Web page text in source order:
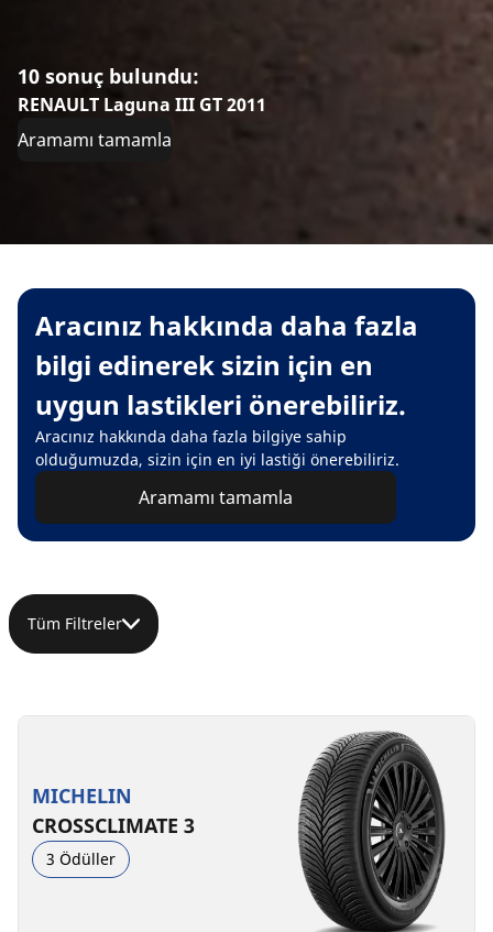
10 sonuç bulundu:
RENAULT Laguna III GT 2011
Aramamı tamamla
Aracınız hakkında daha fazla
bilgi edinerek sizin için en
uygun lastikleri önerebiliriz.
Aracınız hakkında daha fazla bilgiye sahip
olduğumuzda, sizin için en iyi lastiği önerebiliriz.
Aramamı tamamla
Tüm Filtreler
MICHELIN
CROSSCLIMATE 3
3 Ödüller